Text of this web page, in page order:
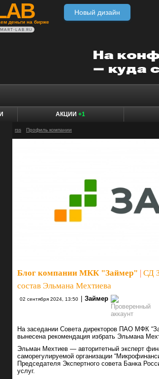
деньги на бирже
Новый дизайн
LAB.RU
АКЦИИ +1
rss Профиль компании
Блог компании МКК "Займер"
СД
состав Эльмана Мехтиева
02 сентября 2024, 13:50 Займер
На заседании Совета директоров ПАО МФК
вынесена рекомендация избрать Эльмана
Эльман Мехтиев — авторитетный эксперт
саморегулируемой организации
Председателя Экспертного совета Банка
услуг.